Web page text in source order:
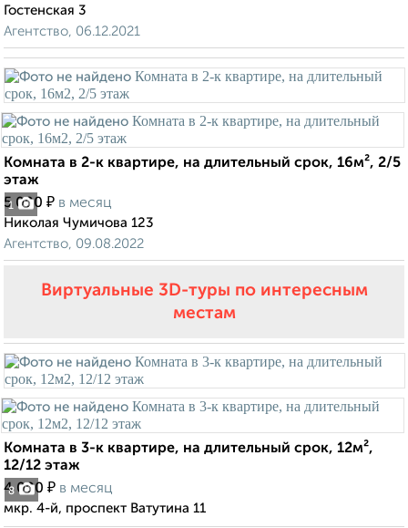
Гостенская 3
Агентство, 06.12.2021
1
Комната в 2-к квартире, на длительный срок, 16м², 2/5
этаж
5 000 ₽ в месяц
Николая Чумичова 123
Агентство, 09.08.2022
Виртуальные 3D-туры по интересным
местам
8
Комната в 3-к квартире, на длительный срок, 12м²,
12/12 этаж
4 000 ₽ в месяц
мкр. 4-й, проспект Ватутина 11